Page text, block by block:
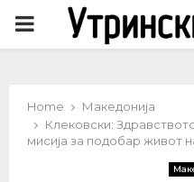
PRIMARY
Home
Македонија
Клековски:
мисија за подобар живот